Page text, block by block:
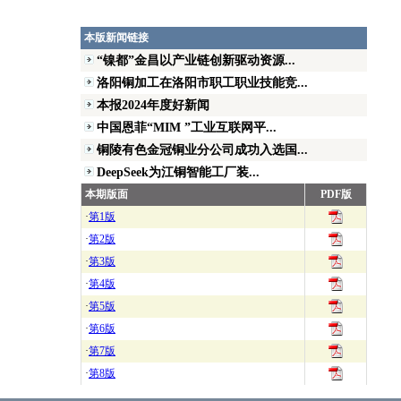
本版新闻链接
“镍都”金昌以产业链创新驱动资源...
洛阳铜加工在洛阳市职工职业技能竞...
本报2024年度好新闻
中国恩菲“MIM ”工业互联网平...
铜陵有色金冠铜业分公司成功入选国...
DeepSeek为江铜智能工厂装...
本期版面
PDF版
·第1版
·第2版
·第3版
·第4版
·第5版
·第6版
·第7版
·第8版